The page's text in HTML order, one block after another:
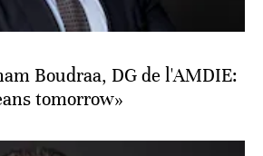
Boudraa, DG de l'AMDIE:
tomorrow»